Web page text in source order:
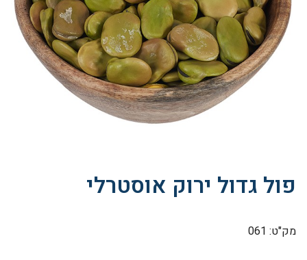
פול גדול ירוק אוסטרלי
מק"ט: 061